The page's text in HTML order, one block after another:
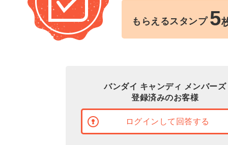
もらえるスタンプ 5
バンダイ キャンディ メンバーズ
登録済みのお客様
ログインして回答する